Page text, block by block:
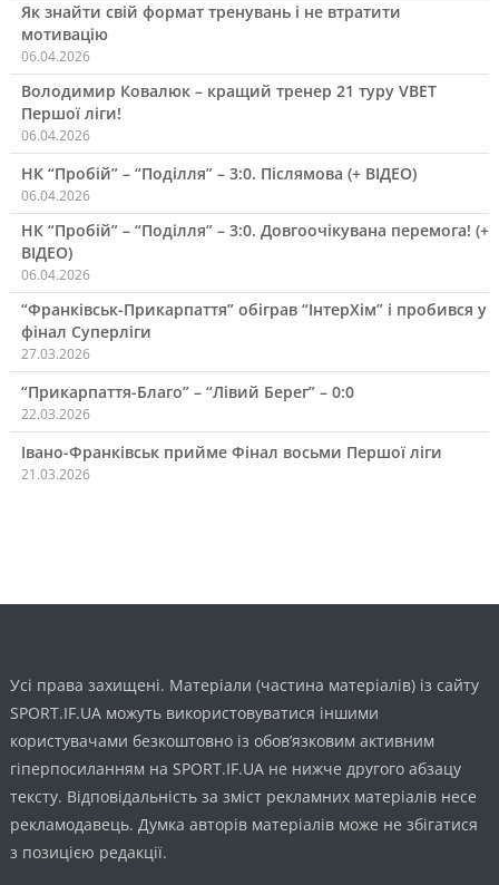
Як знайти свій формат тренувань і не втратити
мотивацію
06.04.2026
Володимир Ковалюк – кращий тренер 21 туру VBET
Першої ліги!
06.04.2026
НК “Пробій” – “Поділля” – 3:0. Післямова (+ ВІДЕО)
06.04.2026
НК “Пробій” – “Поділля” – 3:0. Довгоочікувана перемога! (+
ВІДЕО)
06.04.2026
“Франківськ-Прикарпаття” обіграв “ІнтерХім” і пробився у
фінал Суперліги
27.03.2026
“Прикарпаття-Благо” – “Лівий Берег” – 0:0
22.03.2026
Івано-Франківськ прийме Фінал восьми Першої ліги
21.03.2026
Усі права захищені. Матеріали (частина матеріалів) із сайту
SPORT.IF.UA можуть використовуватися іншими
користувачами безкоштовно із обов’язковим активним
гіперпосиланням на SPORT.IF.UA не нижче другого абзацу
тексту. Відповідальність за зміст рекламних матеріалів несе
рекламодавець. Думка авторів матеріалів може не збігатися
з позицією редакції.